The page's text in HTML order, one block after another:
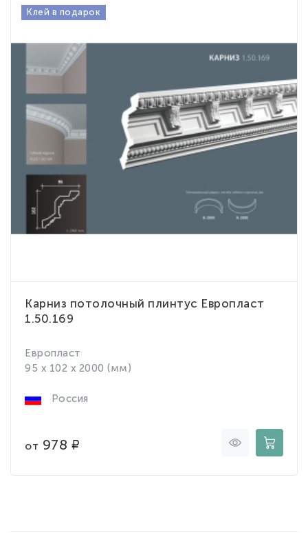
Клей в подарок
Карниз потолочный плинтус Европласт
1.50.169
Европласт
95 x 102 x 2000 (мм)
Россия
от 978